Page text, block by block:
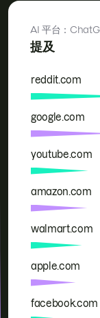
提及
AI 平台：
品牌 提及
reddit.com
google.com
youtube.com
amazon.com
walmart.com
apple.com
facebook.com